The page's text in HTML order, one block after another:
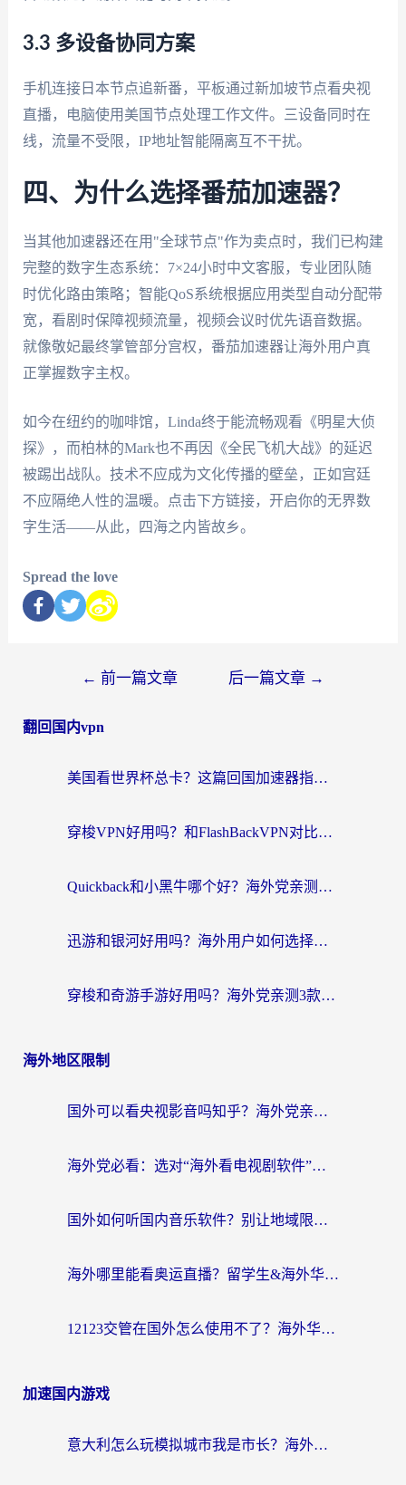
3.3 多设备协同方案
手机连接日本节点追新番，平板通过新加坡节点看央视
直播，电脑使用美国节点处理工作文件。三设备同时在
线，流量不受限，IP地址智能隔离互不干扰。
四、为什么选择番茄加速器？
当其他加速器还在用"全球节点"作为卖点时，我们已构建
完整的数字生态系统：7×24小时中文客服，专业团队随
时优化路由策略；智能QoS系统根据应用类型自动分配带
宽，看剧时保障视频流量，视频会议时优先语音数据。
就像敬妃最终掌管部分宫权，番茄加速器让海外用户真
正掌握数字主权。
如今在纽约的咖啡馆，Linda终于能流畅观看《明星大侦
探》，而柏林的Mark也不再因《全民飞机大战》的延迟
被踢出战队。技术不应成为文化传播的壁垒，正如宫廷
不应隔绝人性的温暖。点击下方链接，开启你的无界数
字生活——从此，四海之内皆故乡。
Spread the love
← 前一篇文章 后一篇文章 →
翻回国内vpn
美国看世界杯总卡？这篇回国加速器指南帮你无缝刷国内资源（附苹果手机VPN设置步骤）
穿梭VPN好用吗？和FlashBackVPN对比哪个回国效果更好？
Quickback和小黑牛哪个好？海外党亲测指南，选对回国加速器秒回国内
迅游和银河好用吗？海外用户如何选择回国加速器实现无缝访问国内资源
穿梭和奇游手游好用吗？海外党亲测3款回国加速器，附蜜蜂加速器七天试用攻略
海外地区限制
国外可以看央视影音吗知乎？海外党亲测有效的回国加速方案
海外党必看：选对“海外看电视剧软件”，再也不用愁国内剧刷不了
国外如何听国内音乐软件？别让地域限制，断了你的中文歌单
海外哪里能看奥运直播？留学生&海外华人必看的体育赛事观赛终极指南
12123交管在国外怎么使用不了？海外华人必看的无缝访问国内资源指南
加速国内游戏
意大利怎么玩模拟城市我是市长？海外党国服游戏加速终极攻略（附三国3量子特攻解决办法）